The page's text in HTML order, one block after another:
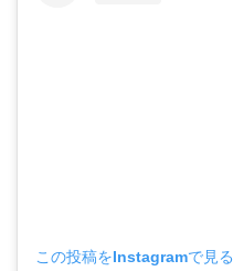
この投稿をInstagramで見る